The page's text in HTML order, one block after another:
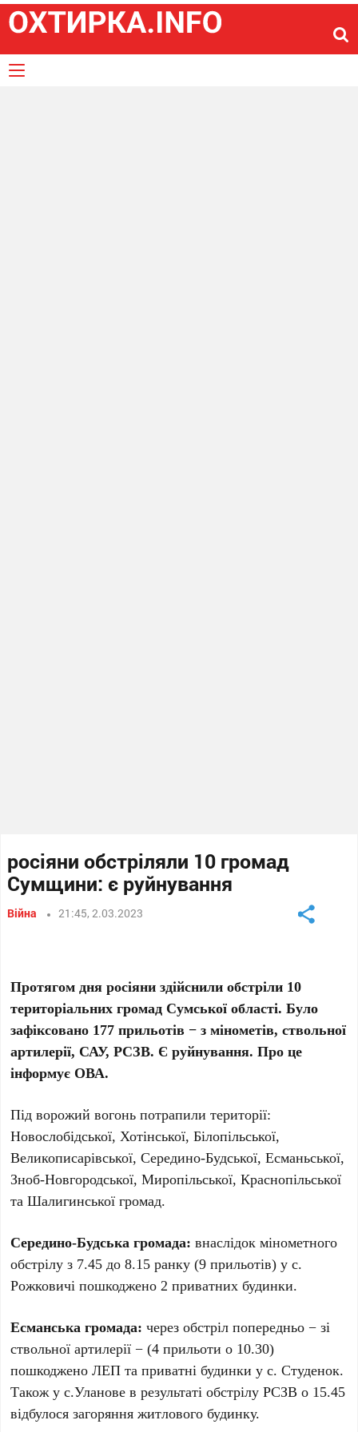
росіяни обстріляли 10 громад
Сумщини: є руйнування
Війна 21:45, 2.03.2023
Протягом дня росіяни здійснили обстріли 10
територіальних громад Сумської області. Було
зафіксовано 177 прильотів − з мінометів, ствольної
артилерії, САУ, РСЗВ. Є руйнування. Про це
інформує ОВА.
Під ворожий вогонь потрапили території:
Новослобідської, Хотінської, Білопільської,
Великописарівської, Середино-Будської, Есманьської,
Зноб-Новгородської, Миропільської, Краснопільської
та Шалигинської громад.
Середино-Будська громада: внаслідок мінометного
обстрілу з 7.45 до 8.15 ранку (9 прильотів) у с.
Рожковичі пошкоджено 2 приватних будинки.
Есманська громада: через обстріл попередньо − зі
ствольної артилерії − (4 прильоти о 10.30)
пошкоджено ЛЕП та приватні будинки у с. Студенок.
Також у с.Уланове в результаті обстрілу РСЗВ о 15.45
відбулося загоряння житлового будинку.